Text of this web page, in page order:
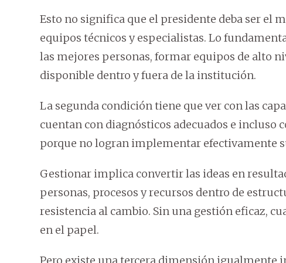
Esto no significa que el presidente deba ser el
equipos técnicos y especialistas. Lo
las mejores personas, formar equipos de alto
disponible dentro y fuera de la institución.
La segunda condición tiene que ver con las
cuentan con diagnósticos adecuados e incluso
porque no logran implementar efectivamente
Gestionar implica convertir las ideas en
personas, procesos y recursos dentro de
resistencia al cambio. Sin una gestión eficaz,
en el papel.